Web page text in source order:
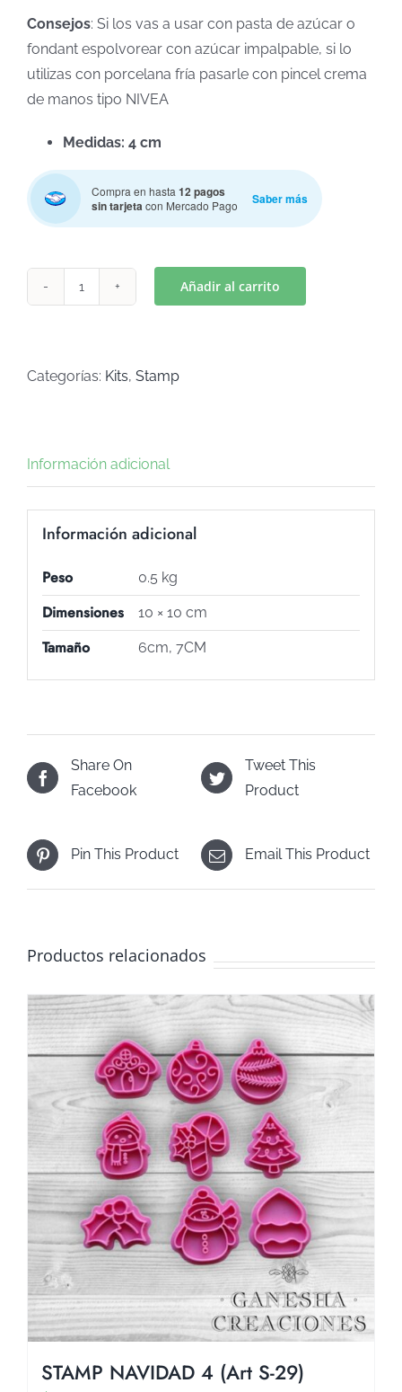
Consejos: Si los vas a usar con pasta de azúcar o
fondant espolvorear con azúcar impalpable, si lo
utilizas con porcelana fría pasarle con pincel crema
de manos tipo NIVEA
Medidas: 4 cm
Compra en hasta 12 pagos
sin tarjeta con Mercado Pago Saber más
STAMP
(Art
Añadir al carrito
Categorías: Kits, Stamp
Información adicional
Información adicional
Peso 0.5 kg
Dimensiones 10 × 10 cm
Tamaño 6cm, 7CM
Share On
Facebook
Tweet This
Product
Pin This Product Email This Product
Productos relacionados
STAMP NAVIDAD 4 (Art S-29)